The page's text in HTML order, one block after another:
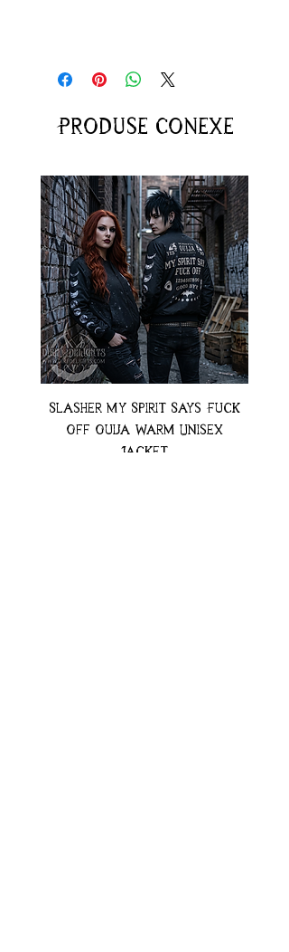
Produse conexe
Slasher My Spirit Says Fuck
Off Ouija Warm Unisex
Jacket